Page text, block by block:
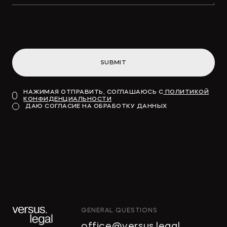
привлекут «длинные деньги» в
Модель для финансирования
"Тропические фрукты" попросили
SUBMIT
НАЖИМАЯ ОТПРАВИТЬ, СОГЛАШАЮСЬ С ПОЛИТИКОЙ
КОНФИДЕНЦИАЛЬНОСТИ
ДАЮ СОГЛАСИЕ НА ОБРАБОТКУ ДАННЫХ
GENERAL QUESTIONS